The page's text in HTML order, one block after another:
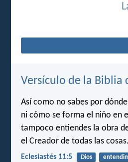
Versículo de la Biblia
Así como no sabes por
ni cómo se forma el niño en
tampoco entiendes la obra
el Creador de todas las cosas.
Eclesiastés 11:5 Dios